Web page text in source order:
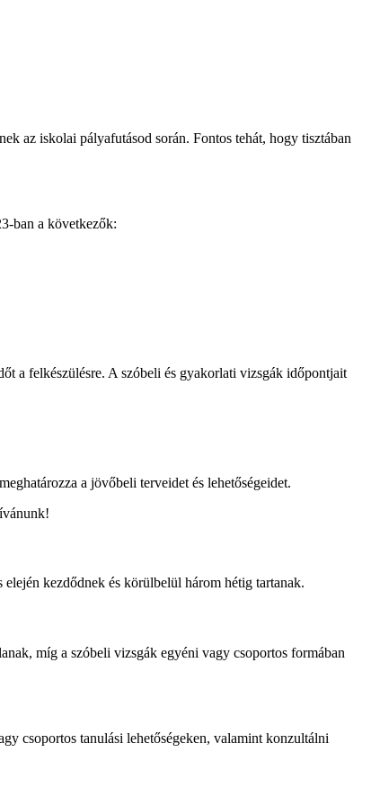
az iskolai pályafutásod során. Fontos tehát, hogy tisztában
ban a következők:
a felkészülésre. A szóbeli és gyakorlati vizsgák időpontjait
a jövőbeli terveidet és lehetőségeidet.
kezdődnek és körülbelül három hétig tartanak.
míg a szóbeli vizsgák egyéni vagy csoportos formában
csoportos tanulási lehetőségeken, valamint konzultálni